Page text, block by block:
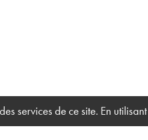
services de ce site. En